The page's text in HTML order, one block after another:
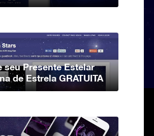
seu Presente Estelar
de Estrela GRATUITA